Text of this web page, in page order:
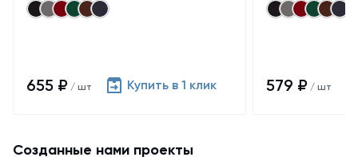
655 ₽ / шт Купить в 1 клик 579 ₽ / шт
Созданные нами проекты